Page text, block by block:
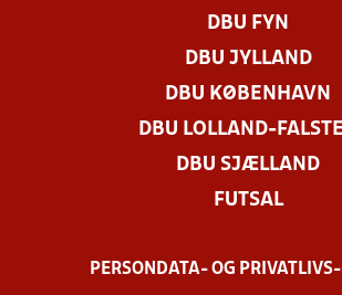
DBU FYN
DBU JYLLAND
DBU KØBENHAVN
DBU LOLLAND-
DBU SJÆLLAND
FUTSAL
PERSONDATA- OG